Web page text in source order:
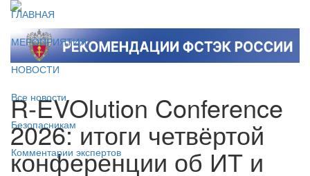
ГЛАВНАЯ
МЕРОПРИЯТИЯ
НОВОСТИ
Все новости
Безопасникам
Комментарии экспертов
R-EVOlution Conference
2026: итоги четвёртой
конференции об ИТ и